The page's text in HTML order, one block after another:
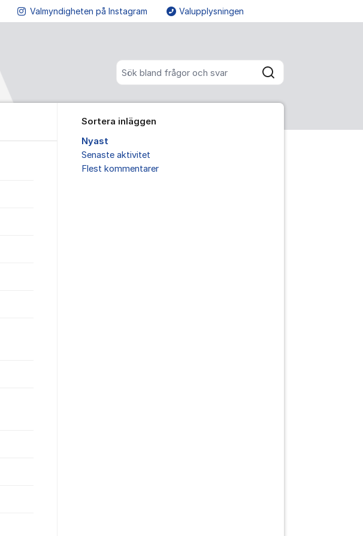
Sök bland alla inlägg
Sök
Valmyndigheten på Instagram ValupplysningenFler supportlänkar
Sortera inläggen
Nyast
Senaste aktivitet
Flest kommentarer